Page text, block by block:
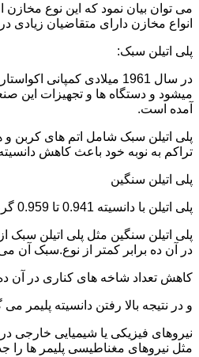
می توان بیان نمود که این نوع
انواع مخازن دارای متقاضیان زیادی
پلی اتیلن سبک:
میشود و دستگاه ها و تجهیزات این
آمده است.
پلی اتیلن سبک شامل اتم های کربن و
تراکم به نوبه خود باعث کاهش دانسیته پلیمر می گردد.به طور
پلی اتیلن سنگین
پلی اتیلن با دانسیته 0.941 تا 0.959 گرم بر سانتی متر مکعب پلی اتیلن سنگین نام دارد.
در آن ده برابر کمتر از نوع.سبک آن
کاهش تعداد شاخه های کناری در آن
و در نتیجه بالا رفتن دانسیته پلیمر می
نیروهای فیزیکی یا شیمیایی خارجی
مثل نیروهای مغناطیسی پلیمر ها را